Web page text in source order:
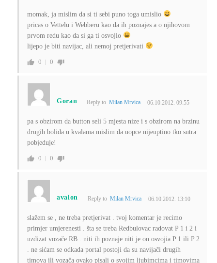
momak, ja mislim da si ti sebi puno toga umislio
pricas o Vettelu i Webberu kao da ih poznajes a o njihovom
prvom redu kao da si ga ti osvojio
lijepo je biti navijac, ali nemoj pretjerivati
0 0
Goran Reply toMilan Mrvica 06.10.2012. 09:55
pa s obzirom da button seli 5 mjesta nize i s obzirom na brzinu
drugih bolida u kvalama mislim da uopce nijeuptino tko sutra
pobjeduje!
0 0
avalon Reply toMilan Mrvica 06.10.2012. 13:10
slažem se , ne treba pretjerivat . tvoj komentar je recimo
primjer umjerenesti . šta se treba Redbulovac radovat P 1 i 2 i
uzdizat vozače RB . niti ih poznaje niti je on osvojia P 1 ili P 2
. ne sićam se odkada portal postoji da su navijači drugih
timova ili vozača ovako pisali o svojim ljubimcima i timovima